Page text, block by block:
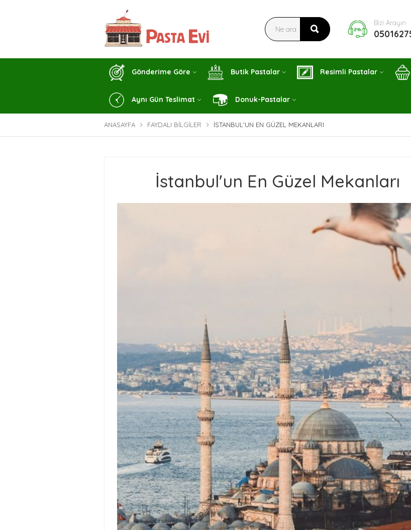
Bizi Arayın
Gönderime Göre Butik Pastalar Resimli Pastalar
Aynı Gün Teslimat Donuk-Pastalar
ANASAYFA FAYDALI BILGILER İSTANBUL'UN EN GÜZEL MEKANLARI
İstanbul'un En Güzel Mekanları